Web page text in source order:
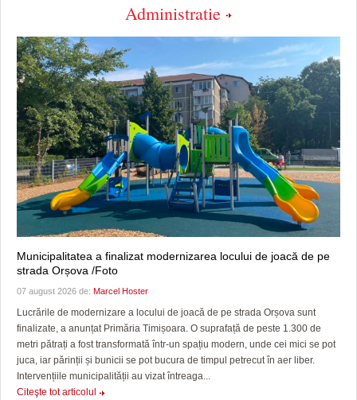
Administratie
Municipalitatea a finalizat modernizarea locului de joacă de pe
strada Orșova /Foto
07 august 2026 de: Marcel Hoster
Lucrările de modernizare a locului de joacă de pe strada Orșova sunt
finalizate, a anunțat Primăria Timișoara. O suprafață de peste 1.300 de
metri pătrați a fost transformată într-un spațiu modern, unde cei mici se pot
juca, iar părinții și bunicii se pot bucura de timpul petrecut în aer liber.
Intervențiile municipalității au vizat întreaga...
Citeşte tot articolul